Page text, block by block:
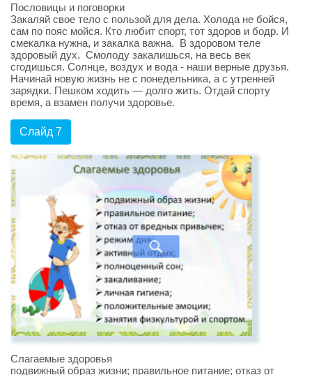
Пословицы и поговорки
Закаляй свое тело с пользой для дела. Холода не бойся,
сам по пояс мойся. Кто любит спорт, тот здоров и бодр. И
смекалка нужна, и закалка важна. В здоровом теле
здоровый дух. Смолоду закалишься, на весь век
сгодишься. Солнце, воздух и вода - наши верные друзья.
Начинай новую жизнь не с понедельника, а с утренней
зарядки. Пешком ходить — долго жить. Отдай спорту
время, а взамен получи здоровье.
Слайд 7
Слагаемые здоровья
подвижный образ жизни; правильное питание; отказ от